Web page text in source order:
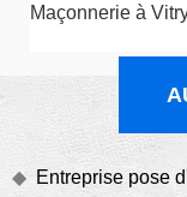
Maçonnerie à
Entreprise pose